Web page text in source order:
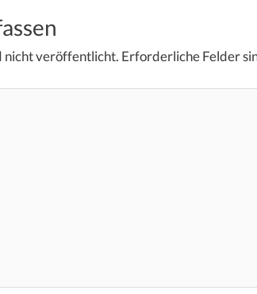
nicht veröffentlicht. Erforderliche Felder